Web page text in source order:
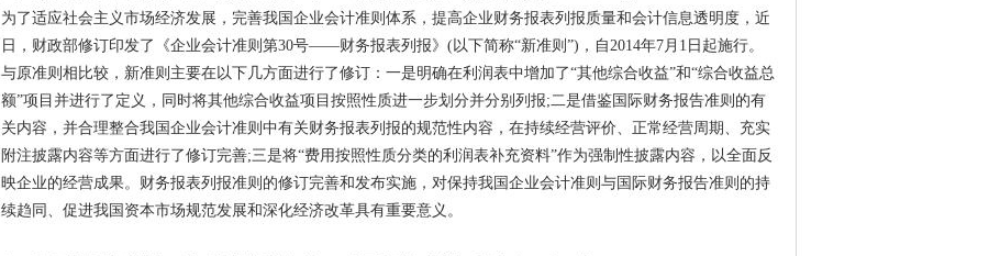
为了适应社会主义市场经济发展，完善我国企业会计准则体系，提高企业财务报表列报质量和会计信息透明度，近
日，财政部修订印发了《企业会计准则第30号——财务报表列报》(以下简称“新准则”)，自2014年7月1日起施行。
与原准则相比较，新准则主要在以下几方面进行了修订：一是明确在利润表中增加了“其他综合收益”和“综合收益总
额”项目并进行了定义，同时将其他综合收益项目按照性质进一步划分并分别列报;二是借鉴国际财务报告准则的有
关内容，并合理整合我国企业会计准则中有关财务报表列报的规范性内容，在持续经营评价、正常经营周期、充实
附注披露内容等方面进行了修订完善;三是将“费用按照性质分类的利润表补充资料”作为强制性披露内容，以全面反
映企业的经营成果。财务报表列报准则的修订完善和发布实施，对保持我国企业会计准则与国际财务报告准则的持
续趋同、促进我国资本市场规范发展和深化经济改革具有重要意义。